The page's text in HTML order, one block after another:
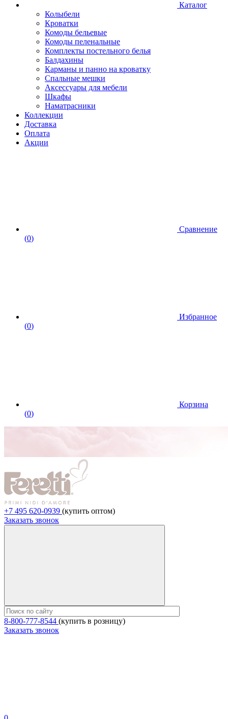
Каталог
Колыбели
Кроватки
Комоды бельевые
Комоды пеленальные
Комплекты постельного белья
Балдахины
Карманы и панно на кроватку
Спальные мешки
Аксессуары для мебели
Шкафы
Наматрасники
Коллекции
Доставка
Оплата
Акции
Сравнение
(0)
Избранное
(0)
Корзина
(0)
+7 495 620-0939 (купить оптом)
Заказать звонок
8-800-777-8544 (купить в розницу)
Заказать звонок